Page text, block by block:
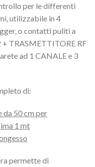
per le differenti
utilizzabile in 4
o contatti puliti a
+ TRASMETTITORE RF
ad 1 CANALE e 3
di:
50 cm per
1 mt
permette di